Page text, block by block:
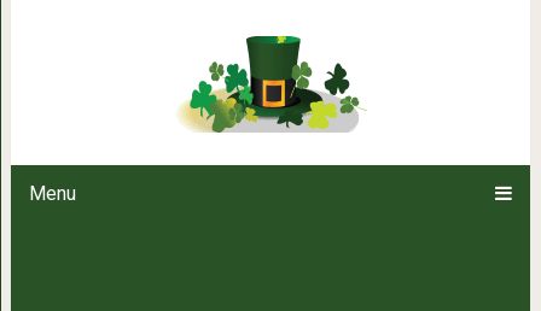
Menu
Фотограф на протяжении 10
целью поймать необычные
удивительных совпадений,